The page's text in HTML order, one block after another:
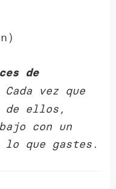
de
vez que
de ellos,
con un
lo que gastes.